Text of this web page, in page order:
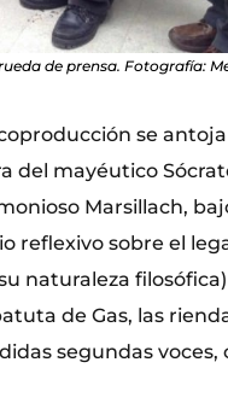
de prensa. Fotografía:
se
del mayéutico
Marsillach,
reflexivo sobre el
naturaleza
de Gas, las
segundas voces,